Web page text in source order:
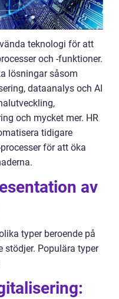
teknologi för att
och -funktioner.
lösningar såsom
dataanalys och AI
och mycket mer. HR
tidigare
för att öka
av
typer beroende på
stödjer. Populära typer